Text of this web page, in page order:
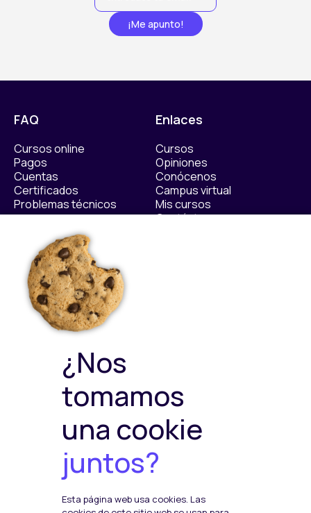
¡Me apunto!
FAQ
Cursos online
Pagos
Cuentas
Certificados
Problemas técnicos
Enlaces
Cursos
Opiniones
Conócenos
Campus virtual
Mis cursos
Contáctanos​
Políticas
Política Privacidad
Política de Cookies
Política de ventas y
devoluciones
Medioambiente
Política de Seguridad de la
Información
Plataformas de pago
¿Nos
tomamos
una cookie
juntos?
Esta página web usa cookies. Las